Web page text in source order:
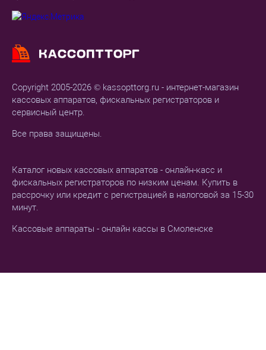
Copyright 2005-2026 © kassopttorg.ru - интернет-магазин
кассовых аппаратов, фискальных регистраторов и
сервисный центр.
Все права защищены.
Каталог новых кассовых аппаратов - онлайн-касс и
фискальных регистраторов по низким ценам. Купить в
рассрочку или кредит с регистрацией в налоговой за 15-30
минут.
Кассовые аппараты - онлайн кассы в Смоленске